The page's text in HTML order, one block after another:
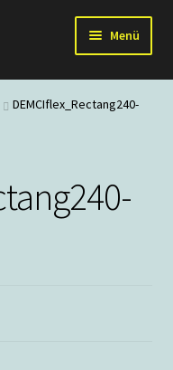
Menü
DEMCIflex_Rectang240-